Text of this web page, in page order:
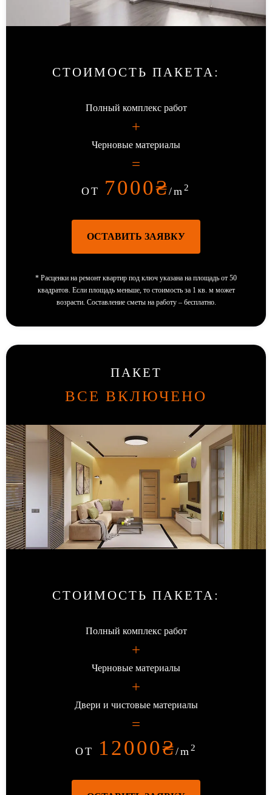
СТОИМОСТЬ ПАКЕТА:
Полный комплекс работ
+
Черновые материалы
=
ОТ 7000₴/m 2
ОСТАВИТЬ ЗАЯВКУ
* Расценки на ремонт квартир под ключ указана на площадь от 50
квадратов. Если площадь меньше, то стоимость за 1 кв. м может
возрасти. Составление сметы на работу – бесплатно.
ПАКЕТ
ВСЕ ВКЛЮЧЕНО
СТОИМОСТЬ ПАКЕТА:
Полный комплекс работ
+
Черновые материалы
+
Двери и чистовые материалы
=
ОТ 12000₴/m 2